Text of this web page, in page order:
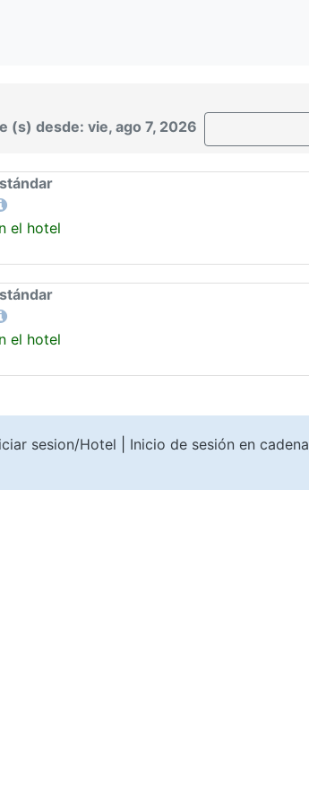
(s) desde: vie, ago 7, 2026
el hotel
el hotel
sesion/Hotel Inicio de sesión en cadena